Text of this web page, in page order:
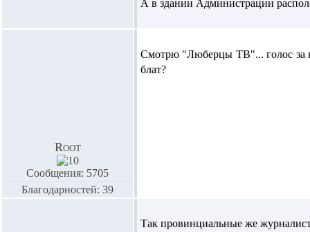
А в здании Администрации
Root
Сообщения: 5705
Благодарностей: 39
Смотрю "Люберцы ТВ"... голос за
блат?
Так провинциальные же